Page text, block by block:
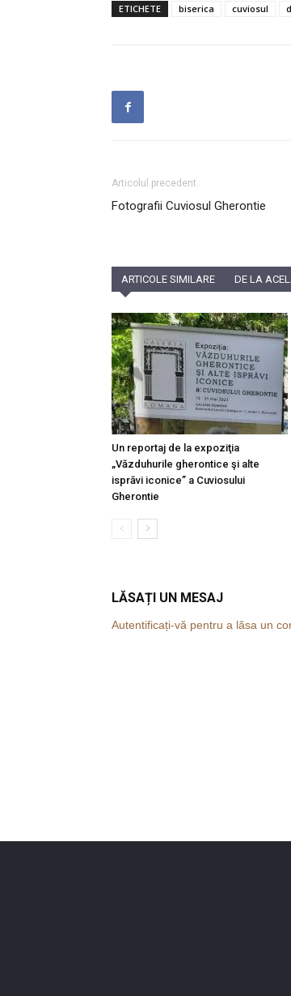
ETICHETE biserica cuviosul
Articolul precedent
Fotografii Cuviosul Gherontie
ARTICOLE SIMILARE DE LA
Un reportaj de la expoziţia
„Văzduhurile gherontice şi alte
isprăvi iconice” a Cuviosului
Gherontie
LĂSAȚI UN MESAJ
Autentificați-vă pentru a lăsa un